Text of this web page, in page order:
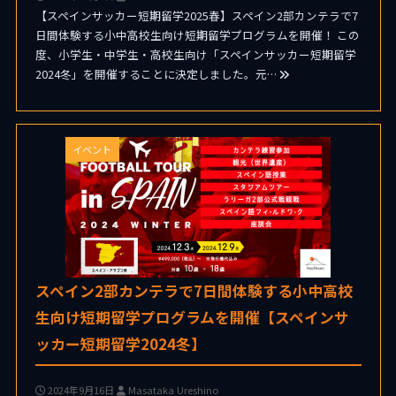
【スペインサッカー短期留学2025春】スペイン2部カンテラで7
日間体験する小中高校生向け短期留学プログラムを開催！ この
度、小学生・中学生・高校生向け「スペインサッカー短期留学
2024冬」を開催することに決定しました。元…
イベント
スペイン2部カンテラで7日間体験する小中高校
生向け短期留学プログラムを開催【スペインサ
ッカー短期留学2024冬】
2024年9月16日 Masataka Ureshino